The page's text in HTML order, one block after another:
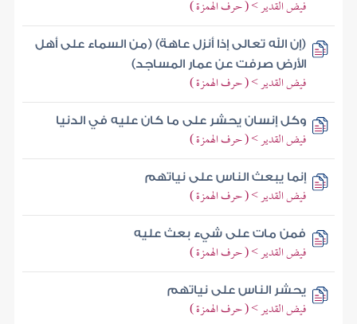
فيض القدير > ( حرف الهمزة )
(إن الله تعالى إذا أنزل عاهة) (من السماء على أهل
الأرض صرفت عن عمار المساجد)
فيض القدير > ( حرف الهمزة )
وكل إنسان يحشر على ما كان عليه في الدنيا
فيض القدير > ( حرف الهمزة )
إنما يبعث الناس على نياتهم
فيض القدير > ( حرف الهمزة )
فمن مات على شيء بعث عليه
فيض القدير > ( حرف الهمزة )
يحشر الناس على نياتهم
فيض القدير > ( حرف الهمزة )